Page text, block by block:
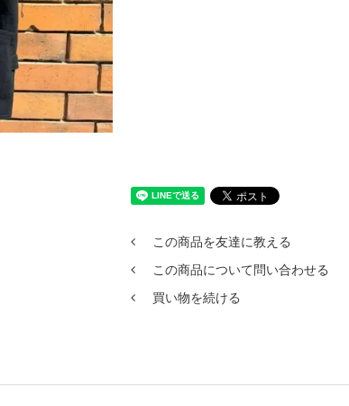
この商品を友達に教える
この商品について問い合わせる
買い物を続ける